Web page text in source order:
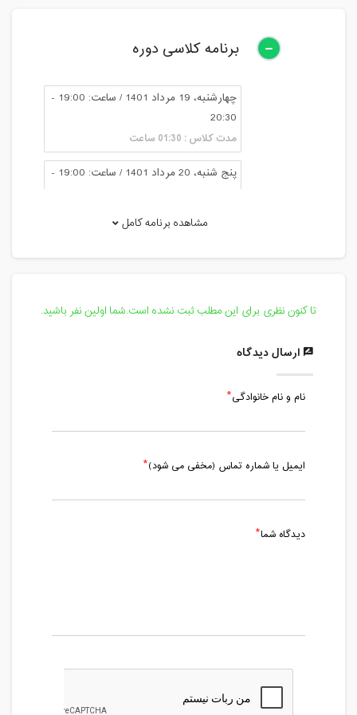
برنامه کلاسی دوره
چهارشنبه، 19 مرداد 1401 / ساعت: 19:00 -
20:30
مدت کلاس : 01:30 ساعت
پنج شنبه، 20 مرداد 1401 / ساعت: 19:00 -
مدت کلاس : 01:30 ساعت
مدت کلاس : 01:30 ساعت
مشاهده برنامه کامل
تا کنون نظری برای این مطلب ثبت نشده است.شما اولین نفر باشید.
ارسال دیدگاه
نام و نام خانوادگی
ایمیل یا شماره تماس (مخفی می شود)
دیدگاه شما